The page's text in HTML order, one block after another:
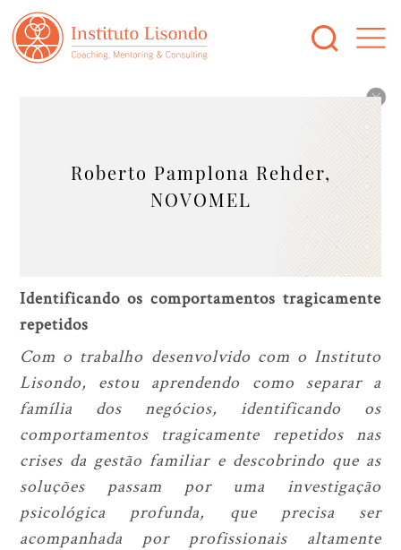
Roberto Pamplona Rehder,
NOVOMEL
Identificando os comportamentos tragicamente
repetidos
Com o trabalho desenvolvido com o Instituto
Lisondo, estou aprendendo como separar a
família dos negócios, identificando os
comportamentos tragicamente repetidos nas
crises da gestão familiar e descobrindo que as
soluções passam por uma investigação
psicológica profunda, que precisa ser
acompanhada por profissionais altamente